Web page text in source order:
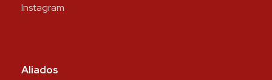
Instagram
Aliados